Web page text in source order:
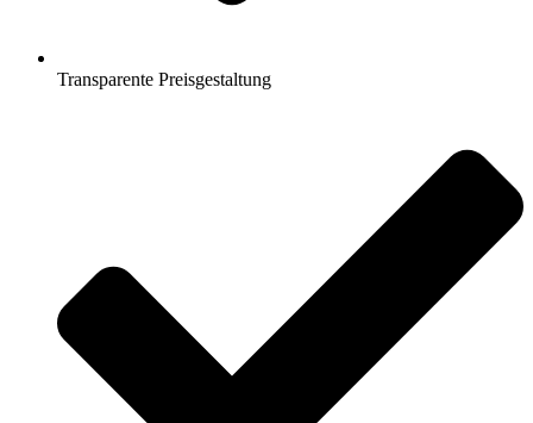
Transparente Preisgestaltung